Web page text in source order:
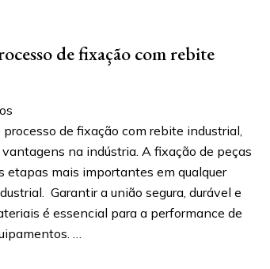
de fixação com rebite
de fixação com rebite industrial,
na indústria. A fixação de peças
etapas mais importantes em qualquer
Garantir a união segura, durável e
é essencial para a performance de
…